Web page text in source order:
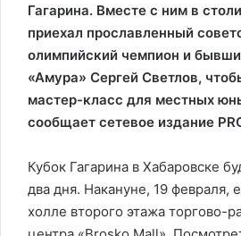
Гагарина. Вместе с ним в
приехал прославленный
олимпийский чемпион и
«Амура» Сергей Светлов,
мастер-класс для местных
сообщает сетевое издание
Кубок Гагарина в Хабаровске
два дня. Накануне, 19 февраля,
холле второго этажа торгово-